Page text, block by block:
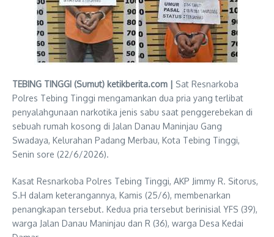
TEBING TINGGI (Sumut) ketikberita.com | Sat Resnarkoba
Polres Tebing Tinggi mengamankan dua pria yang terlibat
penyalahgunaan narkotika jenis sabu saat penggerebekan di
sebuah rumah kosong di Jalan Danau Maninjau Gang
Swadaya, Kelurahan Padang Merbau, Kota Tebing Tinggi,
Senin sore (22/6/2026).
Kasat Resnarkoba Polres Tebing Tinggi, AKP Jimmy R. Sitorus,
S.H dalam keterangannya, Kamis (25/6), membenarkan
penangkapan tersebut. Kedua pria tersebut berinisial YFS (39),
warga Jalan Danau Maninjau dan R (36), warga Desa Kedai